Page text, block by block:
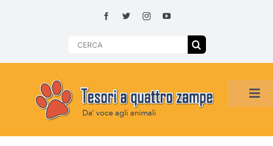
Search
HOME